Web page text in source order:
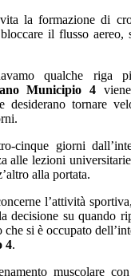
la formazione di
il flusso aereo,
qualche riga
Municipio 4
desiderano tornare
cinque giorni
alle lezioni
alla portata.
l’attività
decisione su quando
che si è occupato
4.
muscolare